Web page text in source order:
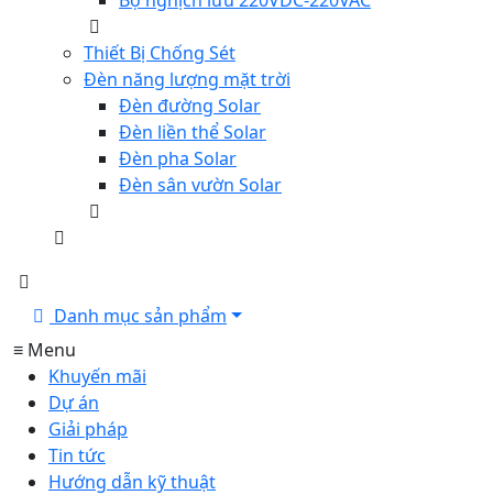
Thiết Bị Chống Sét
Đèn năng lượng mặt trời
Đèn đường Solar
Đèn liền thể Solar
Đèn pha Solar
Đèn sân vườn Solar
Danh mục sản phẩm
≡ Menu
Khuyến mãi
Dự án
Giải pháp
Tin tức
Hướng dẫn kỹ thuật